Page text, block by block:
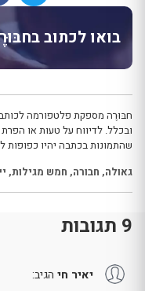
בואו לכתוב
חבּוּרֶה מספקת פלטפורמה
ובכלל. לדיווח על טעות או הפרת
שהתמונות בכתבה יהיו כפופות
גאולה, חבורה, חמש מגילות,
9 תגובות
יאיר חי הגיב: